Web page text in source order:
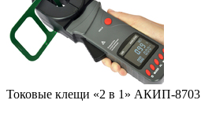
Токовые клещи «2 в 1» АКИП-8703